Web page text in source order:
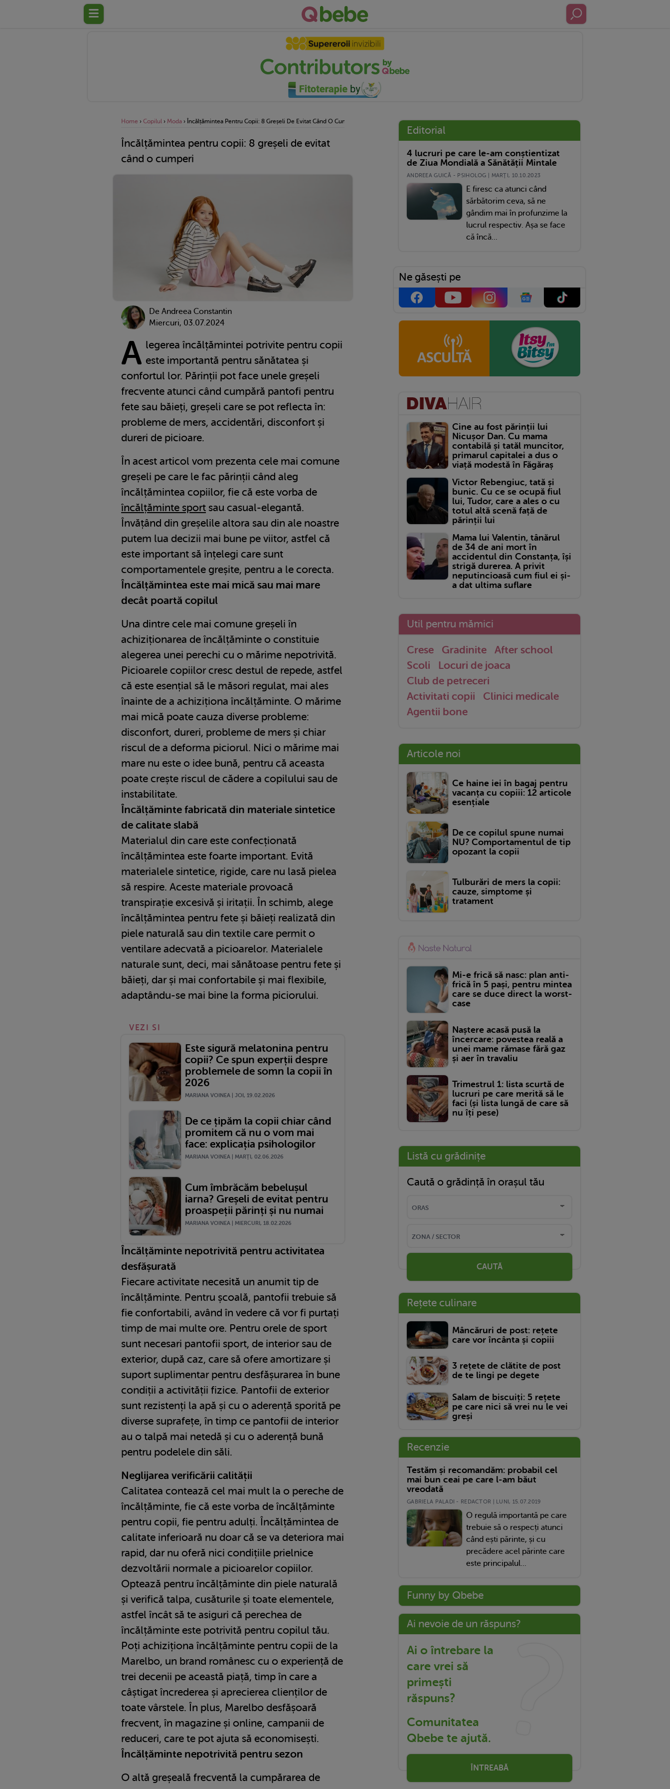
Home › Copilul › Moda › Încălțămintea Pentru Copii: 8 Greșeli De Evitat Când O Cumperi
Încălțămintea pentru copii: 8 greșeli de evitat
când o cumperi
De Andreea Constantin
Miercuri, 03.07.2024
A legerea încălțămintei potrivite pentru copii
este importantă pentru sănătatea și
confortul lor. Părinții pot face unele greșeli
frecvente atunci când cumpără pantofi pentru
fete sau băieți, greșeli care se pot reflecta în:
probleme de mers, accidentări, disconfort și
dureri de picioare.
În acest articol vom prezenta cele mai comune
greșeli pe care le fac părinții când aleg
încălțămintea copiilor, fie că este vorba de
încălțăminte sport sau casual-elegantă.
Învățând din greșelile altora sau din ale noastre
putem lua decizii mai bune pe viitor, astfel că
este important să înțelegi care sunt
comportamentele greșite, pentru a le corecta.
Încălțămintea este mai mică sau mai mare
decât poartă copilul
Una dintre cele mai comune greșeli în
achiziționarea de încălțăminte o constituie
alegerea unei perechi cu o mărime nepotrivită.
Picioarele copiilor cresc destul de repede, astfel
că este esențial să le măsori regulat, mai ales
înainte de a achiziționa încălțăminte. O mărime
mai mică poate cauza diverse probleme:
disconfort, dureri, probleme de mers și chiar
riscul de a deforma piciorul. Nici o mărime mai
mare nu este o idee bună, pentru că aceasta
poate crește riscul de cădere a copilului sau de
instabilitate.
Încălțăminte fabricată din materiale sintetice
de calitate slabă
Materialul din care este confecționată
încălțămintea este foarte important. Evită
materialele sintetice, rigide, care nu lasă pielea
să respire. Aceste materiale provoacă
transpirație excesivă și iritații. În schimb, alege
încălțămintea pentru fete și băieți realizată din
piele naturală sau din textile care permit o
ventilare adecvată a picioarelor. Materialele
naturale sunt, deci, mai sănătoase pentru fete și
băieți, dar și mai confortabile și mai flexibile,
adaptându-se mai bine la forma piciorului.
VEZI SI
Este sigură melatonina pentru
copii? Ce spun experții despre
problemele de somn la copii în
2026
MARIANA VOINEA | JOI, 19.02.2026
De ce țipăm la copii chiar când
promitem că nu o vom mai
face: explicația psihologilor
MARIANA VOINEA | MARŢI, 02.06.2026
Cum îmbrăcăm bebelușul
iarna? Greșeli de evitat pentru
proaspeții părinți și nu numai
MARIANA VOINEA | MIERCURI, 18.02.2026
Încălțăminte nepotrivită pentru activitatea
desfășurată
Fiecare activitate necesită un anumit tip de
încălțăminte. Pentru școală, pantofii trebuie să
fie confortabili, având în vedere că vor fi purtați
timp de mai multe ore. Pentru orele de sport
sunt necesari pantofii sport, de interior sau de
exterior, după caz, care să ofere amortizare și
suport suplimentar pentru desfășurarea în bune
condiții a activității fizice. Pantofii de exterior
sunt rezistenți la apă și cu o aderență sporită pe
diverse suprafețe, în timp ce pantofii de interior
au o talpă mai netedă și cu o aderență bună
pentru podelele din săli.
Neglijarea verificării calității
Calitatea contează cel mai mult la o pereche de
încălțăminte, fie că este vorba de încălțăminte
pentru copii, fie pentru adulți. Încălțămintea de
calitate inferioară nu doar că se va deteriora mai
rapid, dar nu oferă nici condițiile prielnice
dezvoltării normale a picioarelor copiilor.
Optează pentru încălțăminte din piele naturală
și verifică talpa, cusăturile și toate elementele,
astfel încât să te asiguri că perechea de
încălțăminte este potrivită pentru copilul tău.
Poți achiziționa încălțăminte pentru copii de la
Marelbo, un brand românesc cu o experiență de
trei decenii pe această piață, timp în care a
câștigat încrederea și aprecierea clienților de
toate vârstele. În plus, Marelbo desfășoară
frecvent, în magazine și online, campanii de
reduceri, care te pot ajuta să economisești.
Încălțăminte nepotrivită pentru sezon
O altă greșeală frecventă la cumpărarea de
Editorial
4 lucruri pe care le-am conștientizat
de Ziua Mondială a Sănătății Mintale
ANDREEA GUICĂ - PSIHOLOG | MARŢI, 10.10.2023
E firesc ca atunci când
sărbătorim ceva, să ne
gândim mai în profunzime la
lucrul respectiv. Așa se face
că încă...
Ne găsești pe
Cine au fost părinții lui
Nicușor Dan. Cu mama
contabilă și tatăl muncitor,
primarul capitalei a dus o
viață modestă în Făgăraș
Victor Rebengiuc, tată și
bunic. Cu ce se ocupă fiul
lui, Tudor, care a ales o cu
totul altă scenă față de
părinții lui
Mama lui Valentin, tânărul
de 34 de ani mort în
accidentul din Constanța, își
strigă durerea. A privit
neputincioasă cum fiul ei și-
a dat ultima suflare
Util pentru mămici
Crese Gradinite
After school
Scoli
Locuri de joaca
Club de petreceri
Activitati copii
Clinici medicale
Agentii bone
Articole noi
Ce haine iei în bagaj pentru
vacanța cu copiii: 12 articole
esențiale
De ce copilul spune numai
NU? Comportamentul de tip
opozant la copii
Tulburări de mers la copii:
cauze, simptome și
tratament
Mi-e frică să nasc: plan anti-
frică în 5 pași, pentru mintea
care se duce direct la worst-
case
Naștere acasă pusă la
încercare: povestea reală a
unei mame rămase fără gaz
și aer în travaliu
Trimestrul 1: lista scurtă de
lucruri pe care merită să le
faci (și lista lungă de care să
nu îți pese)
Listă cu grădinițe
Caută o grădință în orașul tău
CAUTĂ
Rețete culinare
Mâncăruri de post: rețete
care vor încânta și copiii
3 rețete de clătite de post
de te lingi pe degete
Salam de biscuiți: 5 rețete
pe care nici să vrei nu le vei
greși
Recenzie
Testăm și recomandăm: probabil cel
mai bun ceai pe care l-am băut
vreodată
GABRIELA PALADI - REDACTOR | LUNI, 15.07.2019
O regulă importantă pe care
trebuie să o respecți atunci
când ești părinte, și cu
precădere acel părinte care
este principalul...
Funny by Qbebe
Ai nevoie de un răspuns?
Ai o întrebare la
care vrei să
primești
răspuns?
Comunitatea
Qbebe te ajută.
ÎNTREABĂ